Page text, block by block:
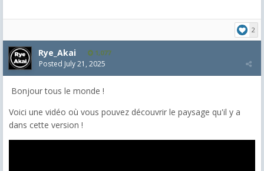
2
Rye_Akai 1,077
Posted July 21, 2025
Bonjour tous le monde !
Voici une vidéo où vous pouvez découvrir le paysage qu'il y a
dans cette version !